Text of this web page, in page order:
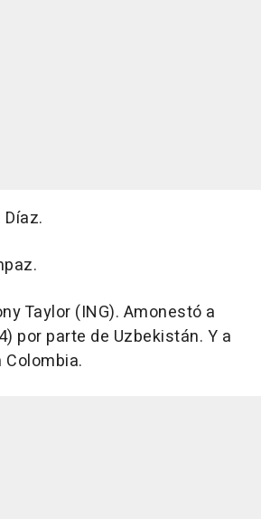
Taylor (ING). Amonestó a
por parte de Uzbekistán. Y a